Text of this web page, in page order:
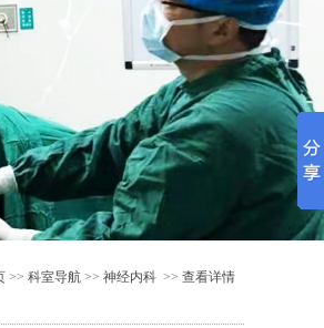
>> 科室导航 >> 神经内科 >> 查看详情